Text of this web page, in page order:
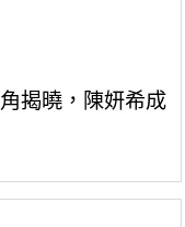
揭曉，陳妍希成